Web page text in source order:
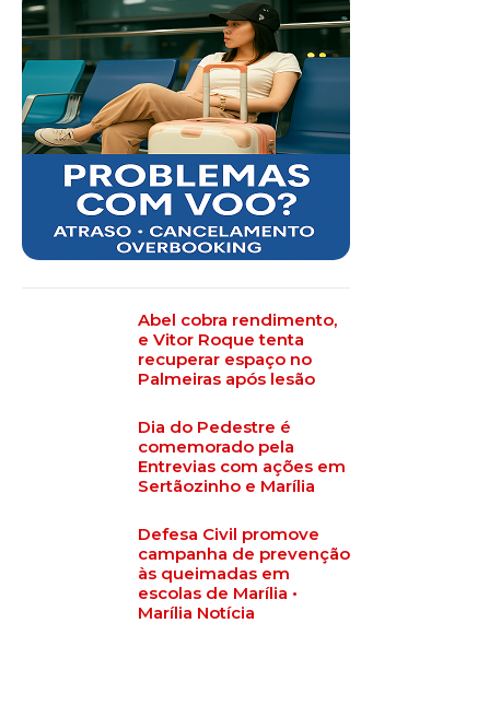
Abel cobra rendimento,
e Vitor Roque tenta
recuperar espaço no
Palmeiras após lesão
Dia do Pedestre é
comemorado pela
Entrevias com ações em
Sertãozinho e Marília
Defesa Civil promove
campanha de prevenção
às queimadas em
escolas de Marília •
Marília Notícia